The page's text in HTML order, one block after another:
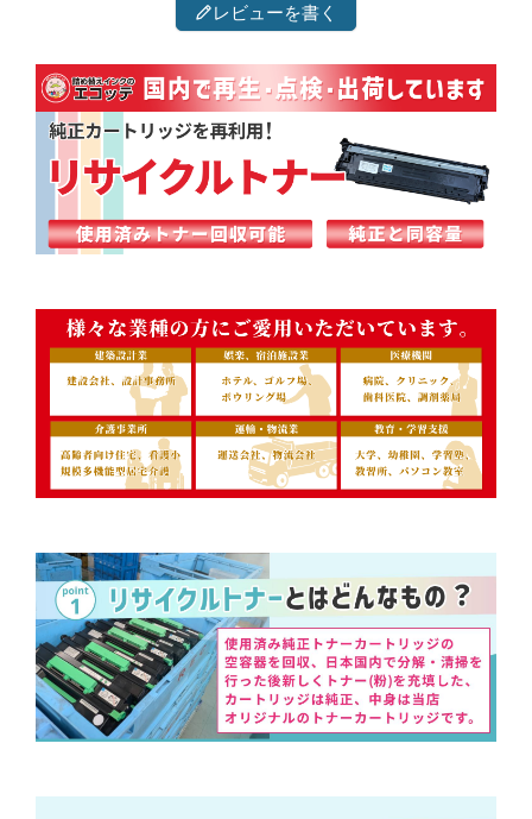
レビューを書く